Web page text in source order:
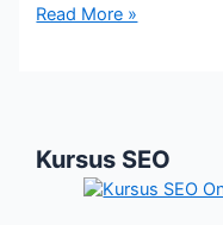
Apa
Semantic
Indexing)
Read More »
Kursus SEO